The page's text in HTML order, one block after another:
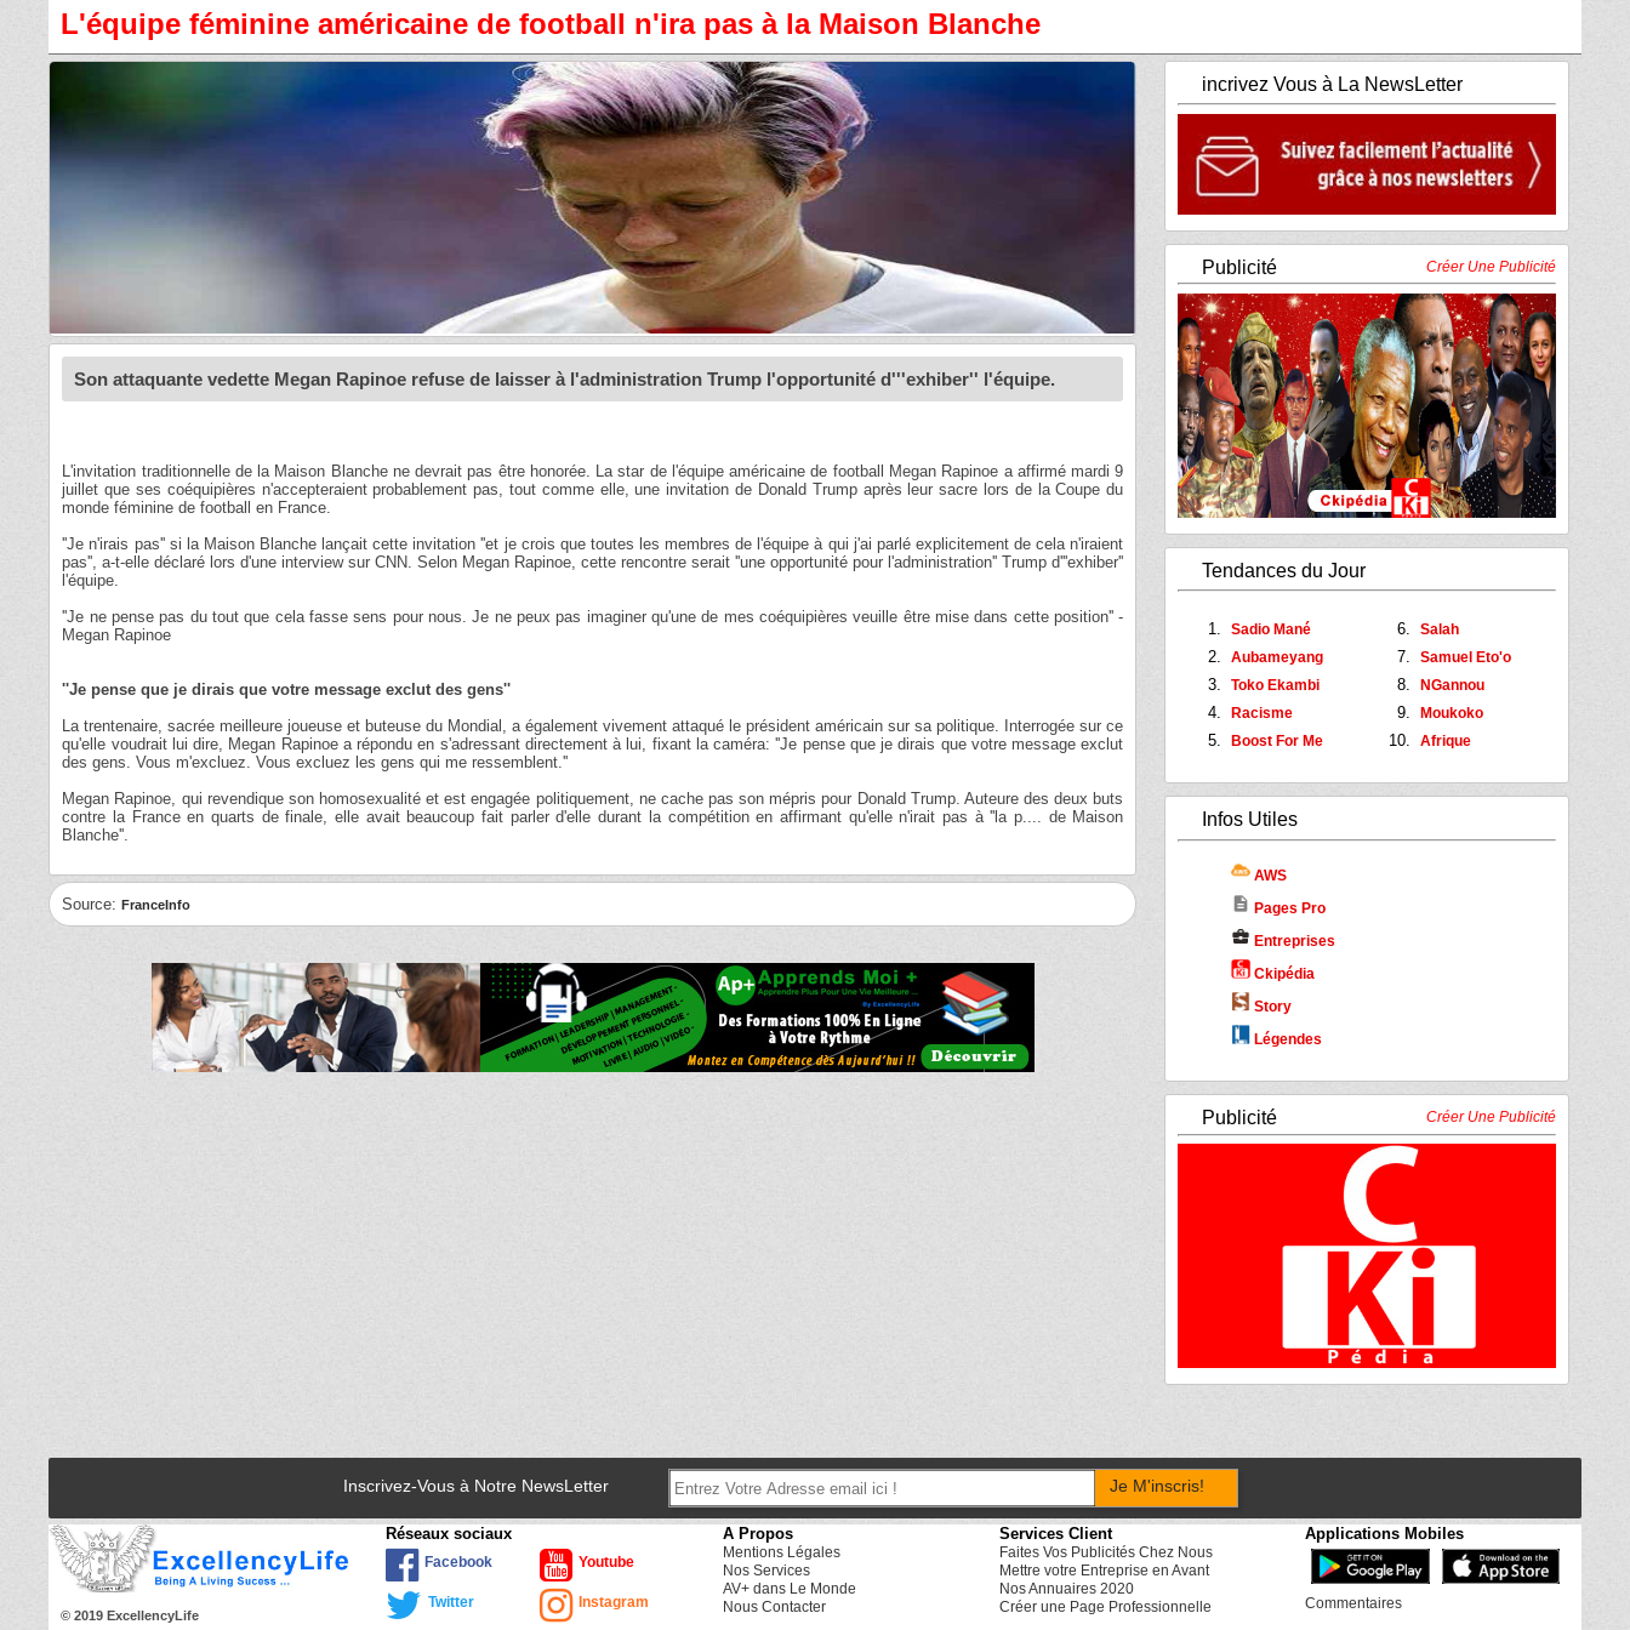
L'équipe féminine américaine de football n'ira pas à la Maison Blanche
Son attaquante vedette Megan Rapinoe refuse de laisser à l'administration Trump l'opportunité d'''exhiber'' l'équipe.
L'invitation traditionnelle de la Maison Blanche ne devrait pas être honorée. La star de l'équipe américaine de football Megan Rapinoe a affirmé mardi 9
juillet que ses coéquipières n'accepteraient probablement pas, tout comme elle, une invitation de Donald Trump après leur sacre lors de la Coupe du
monde féminine de football en France.
''Je n'irais pas'' si la Maison Blanche lançait cette invitation ''et je crois que toutes les membres de l'équipe à qui j'ai parlé explicitement de cela n'iraient
pas'', a-t-elle déclaré lors d'une interview sur CNN. Selon Megan Rapinoe, cette rencontre serait ''une opportunité pour l'administration'' Trump d'''exhiber''
l'équipe.
''Je ne pense pas du tout que cela fasse sens pour nous. Je ne peux pas imaginer qu'une de mes coéquipières veuille être mise dans cette position'' -
Megan Rapinoe
''Je pense que je dirais que votre message exclut des gens''
La trentenaire, sacrée meilleure joueuse et buteuse du Mondial, a également vivement attaqué le président américain sur sa politique. Interrogée sur ce
qu'elle voudrait lui dire, Megan Rapinoe a répondu en s'adressant directement à lui, fixant la caméra: ''Je pense que je dirais que votre message exclut
des gens. Vous m'excluez. Vous excluez les gens qui me ressemblent.''
Megan Rapinoe, qui revendique son homosexualité et est engagée politiquement, ne cache pas son mépris pour Donald Trump. Auteure des deux buts
contre la France en quarts de finale, elle avait beaucoup fait parler d'elle durant la compétition en affirmant qu'elle n'irait pas à ''la p.... de Maison
Blanche''.
Source:FranceInfo
incrivez Vous à La NewsLetter
Publicité Créer Une Publicité
Tendances du Jour
Sadio Mané
Aubameyang
Toko Ekambi
Racisme
Boost For Me
Salah
Samuel Eto'o
NGannou
Moukoko
Afrique
Infos Utiles
AWS
description Pages Pro
business_center Entreprises
Ckipédia
Story
Légendes
Publicité Créer Une Publicité
Inscrivez-Vous à Notre NewsLetter Je M'inscris!
© 2019 ExcellencyLife
Réseaux sociaux
Facebook Youtube
Twitter Instagram
A Propos
Mentions Légales
Nos Services
AV+ dans Le Monde
Nous Contacter
Services Client
Faites Vos Publicités Chez Nous
Mettre votre Entreprise en Avant
Nos Annuaires 2020
Créer une Page Professionnelle
Applications Mobiles
Commentaires